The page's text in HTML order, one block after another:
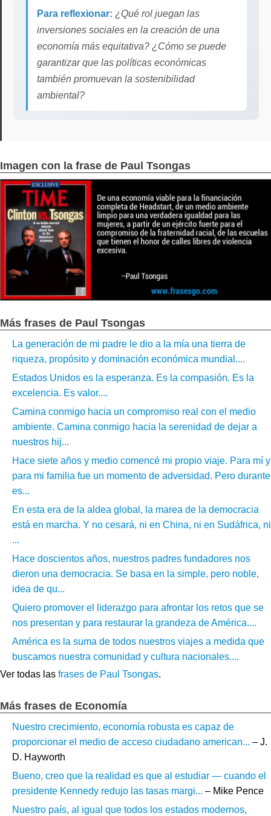
Para reflexionar: ¿Qué rol juegan las
inversiones sociales en la creación de una
economía más equitativa? ¿Cómo se puede
garantizar que las políticas económicas
también promuevan la sostenibilidad
ambiental?
Imagen con la frase de Paul Tsongas
Más frases de Paul Tsongas
La generación de mi padre le dio a la mía una tierra de
riqueza, propósito y dominación económica mundial....
Estados Unidos es la esperanza. Es la compasión. Es la
excelencia. Es valor....
Camina conmigo hacia un compromiso real con el medio
ambiente. Camina conmigo hacia la serenidad de dejar a
nuestros hij...
Hace siete años y medio comencé mi propio viaje. Para mí y
para mi familia fue un momento de adversidad. Pero durante
es...
En esta era de la aldea global, la marea de la democracia
está en marcha. Y no cesará, ni en China, ni en Sudáfrica, ni
...
Hace doscientos años, nuestros padres fundadores nos
dieron una democracia. Se basa en la simple, pero noble,
idea de qu...
Quiero promover el liderazgo para afrontar los retos que se
nos presentan y para restaurar la grandeza de América....
América es la suma de todos nuestros viajes a medida que
buscamos nuestra comunidad y cultura nacionales....
Ver todas las frases de Paul Tsongas.
Más frases de Economía
Nuestro crecimiento, economía robusta es capaz de
proporcionar el medio de acceso ciudadano american... – J.
D. Hayworth
Bueno, creo que la realidad es que al estudiar — cuando el
presidente Kennedy redujo las tasas margi... – Mike Pence
Nuestro país, al igual que todos los estados modernos,